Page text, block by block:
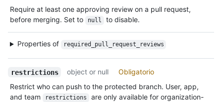
Require at least one approving review on a pull request,
before merging. Set to
null to disable.
Properties of required_pull_request_reviews
restrictions object or null
Obligatorio
Restrict who can push to the protected branch. User, app,
and team
restrictions
are only available for organization-